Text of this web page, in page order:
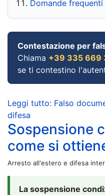
Domande frequenti
Contestazione per
Chiama +39 335 669
se ti contestino
Leggi tutto: Falso
difesa
Sospensione
come si
Arresto all'estero e difesa
La sospensione